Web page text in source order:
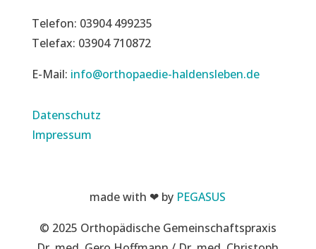
Telefon: 03904 499235
Telefax: 03904 710872
E-Mail: info@orthopaedie-haldensleben.de
Datenschutz
Impressum
made with ❤ by PEGASUS
© 2025 Orthopädische Gemeinschaftspraxis